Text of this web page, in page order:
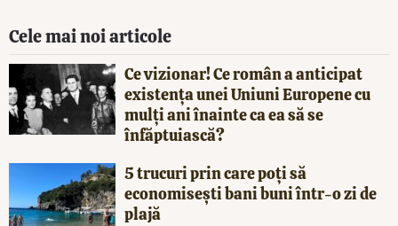
Cele mai noi articole
Ce vizionar! Ce român a anticipat
existența unei Uniuni Europene cu
mulți ani înainte ca ea să se
înfăptuiască?
5 trucuri prin care poți să
economisești bani buni într-o zi de
plajă